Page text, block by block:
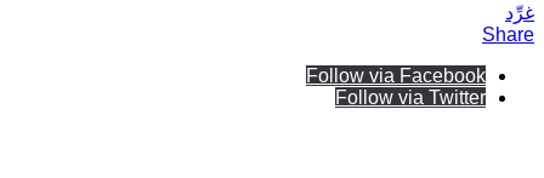
غرِّد
Share
Follow via Facebook
Follow via Twitter